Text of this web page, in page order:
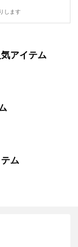
します
アイテム
ム